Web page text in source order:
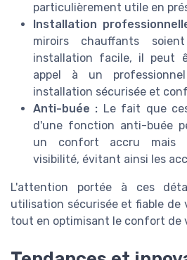
particulièrement utile en
Installation
miroirs chauffants
installation facile, il peut
appel à un
installation sécurisée et
Anti-buée : Le fait que
d'une fonction anti-buée
un confort accru mais
visibilité, évitant ainsi les
L'attention portée à ces
utilisation sécurisée et fiable de
tout en optimisant le confort de